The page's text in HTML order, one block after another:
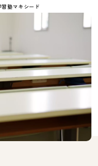
塾マキシード